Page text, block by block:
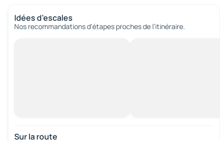
Idées d’escales
Nos recommandations d'étapes proches de l’itinéraire.
Sur la route